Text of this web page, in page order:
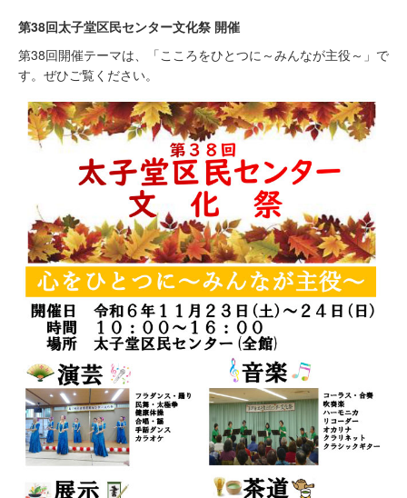
第38回太子堂区民センター文化祭 開催
第38回開催テーマは、「こころをひとつに～みんなが主役～」で
す。ぜひご覧ください。